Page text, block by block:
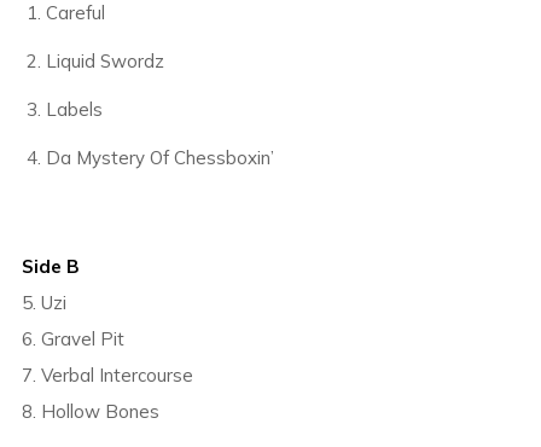
Careful
Liquid Swordz
Labels
Da Mystery Of Chessboxin’
Side B
5. Uzi
6. Gravel Pit
7. Verbal Intercourse
8. Hollow Bones